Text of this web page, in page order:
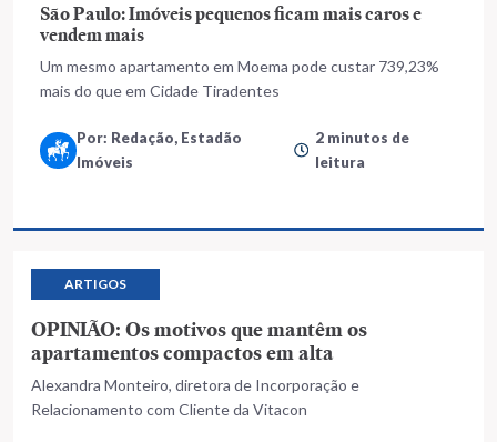
São Paulo: Imóveis pequenos ficam mais caros e
vendem mais
Um mesmo apartamento em Moema pode custar 739,23%
mais do que em Cidade Tiradentes
Por: Redação, Estadão
Imóveis
2 minutos de
leitura
ARTIGOS
OPINIÃO: Os motivos que mantêm os
apartamentos compactos em alta
Alexandra Monteiro, diretora de Incorporação e
Relacionamento com Cliente da Vitacon